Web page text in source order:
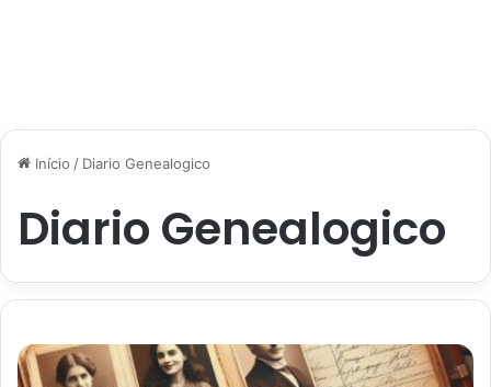
Início / Diario Genealogico
Diario Genealogico